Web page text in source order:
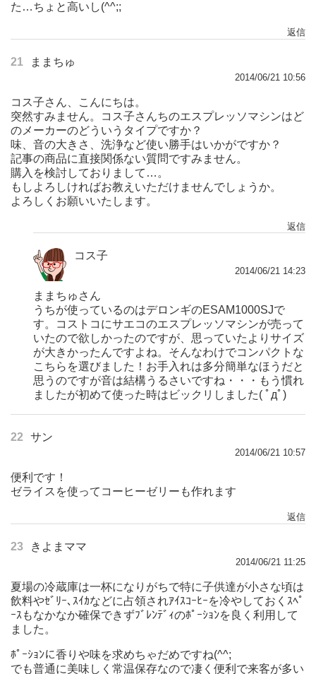
た…ちょと高いし(^^;;
返信
21 ままちゅ
2014/06/21 10:56
コス子さん、こんにちは。
突然すみません。コス子さんちのエスプレッソマシンはど
のメーカーのどういうタイプですか？
味、音の大きさ、洗浄など使い勝手はいかがですか？
記事の商品に直接関係ない質問ですみません。
購入を検討しておりまして…。
もしよろしければお教えいただけませんでしょうか。
よろしくお願いいたします。
返信
コス子
2014/06/21 14:23
ままちゅさん
うちが使っているのはデロンギのESAM1000SJで
す。コストコにサエコのエスプレッソマシンが売って
いたので欲しかったのですが、思っていたよりサイズ
が大きかったんですよね。そんなわけでコンパクトな
こちらを選びました！お手入れは多分簡単なほうだと
思うのですが音は結構うるさいですね・・・もう慣れ
ましたが初めて使った時はビックリしました( ﾟдﾟ)
22 サン
2014/06/21 10:57
便利です！
ゼライスを使ってコーヒーゼリーも作れます
返信
23 きよまママ
2014/06/21 11:25
夏場の冷蔵庫は一杯になりがちで特に子供達が小さな頃は
飲料やｾﾞﾘｰ､ｽｲｶなどに占領されｱｲｽｺｰﾋｰを冷やしておくｽﾍﾟ
ｰｽもなかなか確保できずﾌﾞﾚﾝﾃﾞｨのﾎﾟｰｼｮﾝを良く利用して
ました。
ﾎﾟｰｼｮﾝに香りや味を求めちゃだめですね(^^;
でも普通に美味しく常温保存なので凄く便利で来客が多い